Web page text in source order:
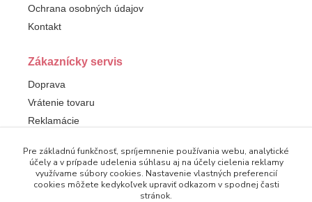
Ochrana osobných údajov
Kontakt
Zákaznícky servis
Doprava
Vrátenie tovaru
Reklamácie
Sledujte nás
Facebook
Pre základnú funkčnosť, spríjemnenie používania webu, analytické
účely a v prípade udelenia súhlasu aj na účely cielenia reklamy
využívame súbory cookies. Nastavenie vlastných preferencií
cookies môžete kedykoľvek upraviť odkazom v spodnej časti
stránok.